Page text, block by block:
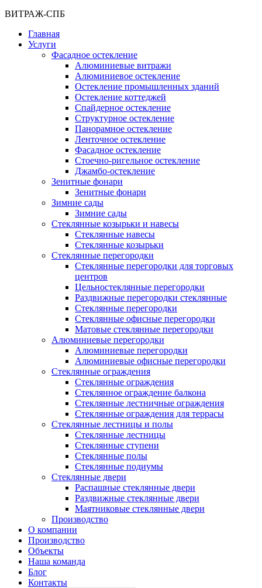
ВИТРАЖ-СПБ
Главная
Услуги
Фасадное остекление
Алюминиевые витражи
Алюминиевое остекление
Остекление промышленных зданий
Остекление коттеджей
Спайдерное остекление
Структурное остекление
Панорамное остекление
Ленточное остекление
Фасадное остекление
Стоечно-ригельное остекление
Джамбо-остекление
Зенитные фонари
Зенитные фонари
Зимние сады
Зимние сады
Стеклянные козырьки и навесы
Стеклянные навесы
Стеклянные козырьки
Стеклянные перегородки
Стеклянные перегородки для торговых
центров
Цельностеклянные перегородки
Раздвижные перегородки стеклянные
Стеклянные перегородки
Стеклянные офисные перегородки
Матовые стеклянные перегородки
Алюминиевые перегородки
Алюминиевые перегородки
Алюминиевые офисные перегородки
Стеклянные ограждения
Стеклянные ограждения
Стеклянное ограждение балкона
Стеклянные лестничные ограждения
Стеклянные ограждения для террасы
Стеклянные лестницы и полы
Стеклянные лестницы
Стеклянные ступени
Стеклянные полы
Стеклянные подиумы
Стеклянные двери
Распашные стеклянные двери
Раздвижные стеклянные двери
Маятниковые стеклянные двери
Производство
О компании
Производство
Объекты
Наша команда
Блог
Контакты